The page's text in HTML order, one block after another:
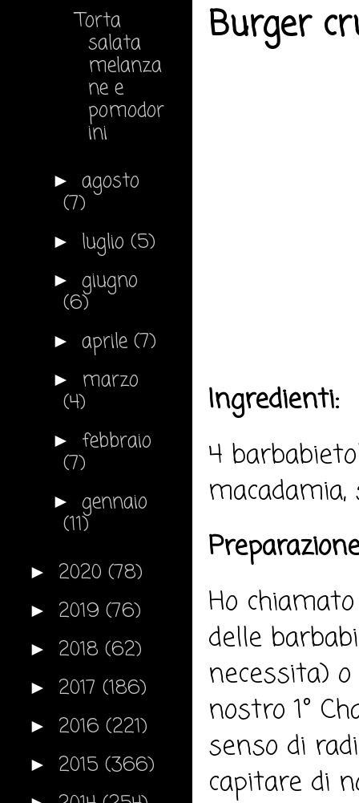
Burger
Ingredienti:
4
Ho
delle
necessita)
nostro 1°
senso di
capitare di
Torta
salata
melanza
ne e
pomodor
ini
► agosto
(7)
► luglio (5)
► giugno
(6)
► aprile (7)
► marzo
(4)
► febbraio
(7)
► gennaio
(11)
► 2020 (78)
► 2019 (76)
► 2018 (62)
► 2017 (186)
► 2016 (221)
► 2015 (366)